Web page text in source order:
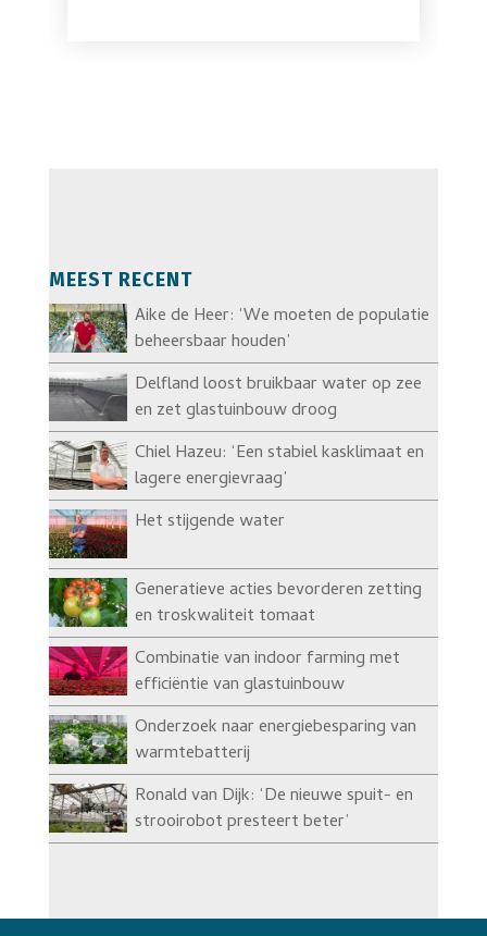
MEEST RECENT
Aike de Heer: ‘We moeten de populatie
beheersbaar houden’
Delfland loost bruikbaar water op zee
en zet glastuinbouw droog
Chiel Hazeu: ‘Een stabiel kasklimaat en
lagere energievraag’
Het stijgende water
Generatieve acties bevorderen zetting
en troskwaliteit tomaat
Combinatie van indoor farming met
efficiëntie van glastuinbouw
Onderzoek naar energiebesparing van
warmtebatterij
Ronald van Dijk: ‘De nieuwe spuit- en
strooirobot presteert beter’